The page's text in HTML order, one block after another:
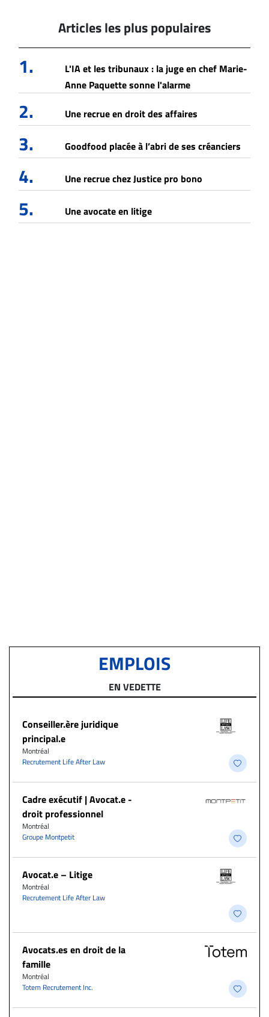
Articles les plus populaires
1.
L'IA et les tribunaux : la juge en chef Marie-
Anne Paquette sonne l'alarme
2. Une recrue en droit des affaires
3. Goodfood placée à l’abri de ses créanciers
4. Une recrue chez Justice pro bono
5. Une avocate en litige
EMPLOIS
EN VEDETTE
Conseiller.ère juridique
principal.e
Montréal
Recrutement Life After Law
Cadre exécutif | Avocat.e -
droit professionnel
Montréal
Groupe Montpetit
Avocat.e – Litige
Montréal
Recrutement Life After Law
Avocats.es en droit de la
famille
Montréal
Totem Recrutement Inc.